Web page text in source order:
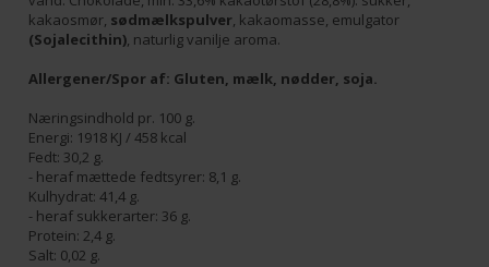
kakaosmør, sødmælkspulver, kakaomasse, emulgator
(Sojalecithin), naturlig vanilje aroma.
Allergener/Spor af: Gluten, mælk, nødder, soja.
Næringsindhold pr. 100 g.
Energi: 1918 KJ / 458 kcal
Fedt: 30,2 g.
- heraf mættede fedtsyrer: 8,1 g.
Kulhydrat: 41,4 g.
- heraf sukkerarter: 36 g.
Protein: 2,4 g.
Salt: 0,02 g.